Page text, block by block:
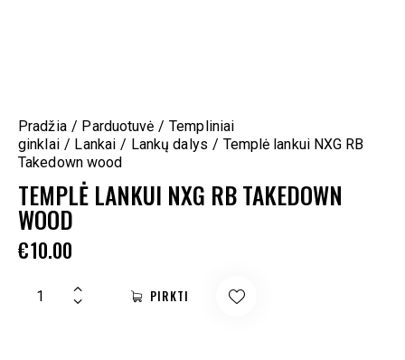
Pradžia Parduotuvė
Templiniai
ginklai
Lankai Lankų dalys
Templė lankui NXG RB
Takedown wood
TEMPLĖ LANKUI NXG RB TAKEDOWN
WOOD
€10.00
PIRKTI